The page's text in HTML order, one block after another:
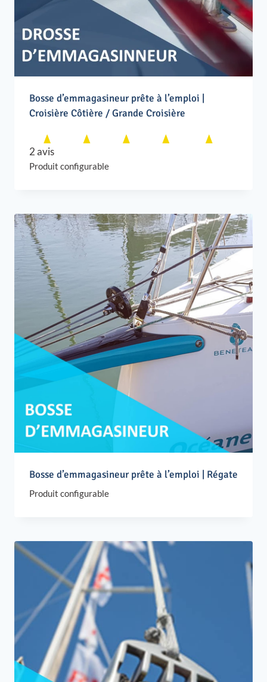
Bosse d’emmagasineur prête à l’emploi |
Croisière Côtière / Grande Croisière
2 avis
Produit configurable
Bosse d’emmagasineur prête à l’emploi | Régate
Produit configurable